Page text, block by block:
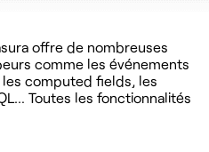
offre de nombreuses
comme les événements
computed fields, les
Toutes les fonctionnalités